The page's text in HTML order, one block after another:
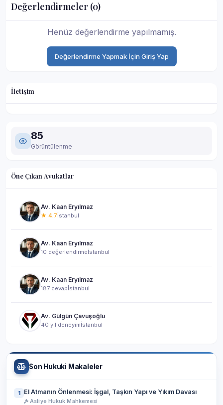
Değerlendirmeler (0)
Henüz değerlendirme yapılmamış.
Değerlendirme Yapmak İçin Giriş Yap
İletişim
85
Görüntülenme
Öne Çıkan Avukatlar
Av. Kaan Eryılmaz
★ 4.7İstanbul
Av. Kaan Eryılmaz
10 değerlendirmeİstanbul
Av. Kaan Eryılmaz
187 cevapİstanbul
Av. Gülgün Çavuşoğlu
40 yıl deneyimİstanbul
Son Hukuki Makaleler
1 El Atmanın Önlenmesi: İşgal, Taşkın Yapı ve Yıkım Davası
Asliye Hukuk Mahkemesi